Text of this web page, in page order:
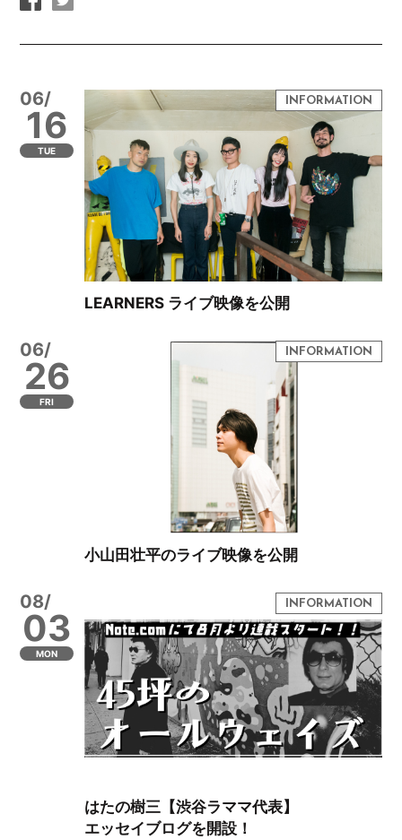
06/
16
TUE
LEARNERS ライブ映像を公開
06/
26
FRI
小山田壮平のライブ映像を公開
08/
03
MON
はたの樹三【渋谷ラママ代表】
エッセイブログを開設！